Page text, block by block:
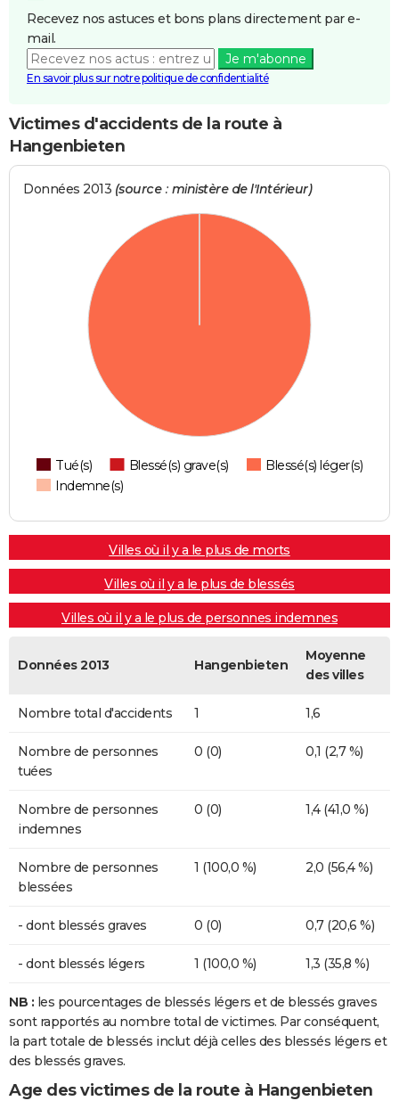
Recevez nos astuces et bons plans directement par e-
mail.
Je m'abonne
En savoir plus sur notre politique de confidentialité
Victimes d'accidents de la route à
Hangenbieten
Données 2013 (source : ministère de l'Intérieur)
Tué(s) Blessé(s) grave(s)
Blessé(s) léger(s)
Indemne(s)
Villes où il y a le plus de morts
Villes où il y a le plus de blessés
Villes où il y a le plus de personnes indemnes
Données 2013 Hangenbieten
Moyenne
des villes
Nombre total d'accidents 1 1,6
Nombre de personnes
tuées
0 (0) 0,1 (2,7 %)
Nombre de personnes
indemnes
0 (0) 1,4 (41,0 %)
Nombre de personnes
blessées
1 (100,0 %) 2,0 (56,4 %)
- dont blessés graves 0 (0) 0,7 (20,6 %)
- dont blessés légers 1 (100,0 %) 1,3 (35,8 %)
NB : les pourcentages de blessés légers et de blessés graves
sont rapportés au nombre total de victimes. Par conséquent,
la part totale de blessés inclut déjà celles des blessés légers et
des blessés graves.
Age des victimes de la route à Hangenbieten